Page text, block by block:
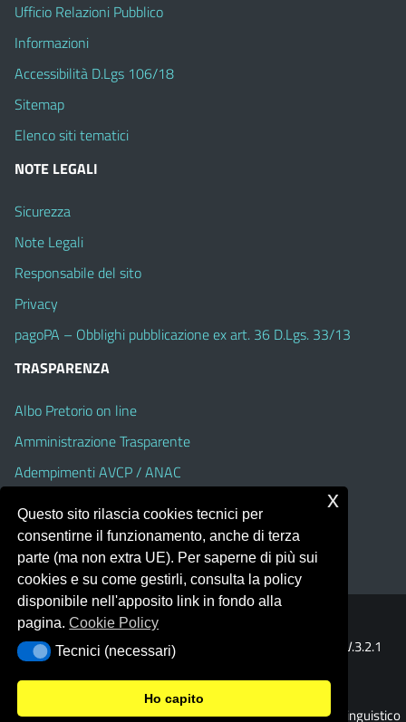
Ufficio Relazioni Pubblico
Informazioni
Accessibilità D.Lgs 106/18
Sitemap
Elenco siti tematici
NOTE LEGALI
Sicurezza
Note Legali
Responsabile del sito
Privacy
pagoPA – Obblighi pubblicazione ex art. 36 D.Lgs. 33/13
TRASPARENZA
Albo Pretorio on line
Amministrazione Trasparente
Adempimenti AVCP / ANAC
Accesso Civico
Dichiarazione di accessibilità
Portale realizzato con la piattaforma
Template Italia configurato sul tema accessibile
V.3.2.1
(Alioth)
© 2026 Liceo Classico - Scientifico - Linguistico
Questo sito rilascia cookies tecnici per
consentirne il funzionamento, anche di terza
parte (ma non extra UE). Per saperne di più sui
cookies e su come gestirli, consulta la policy
disponibile nell'apposito link in fondo alla
pagina.Cookie Policy
Tecnici (necessari)
Tecnici (necessari)
Ho capito
x